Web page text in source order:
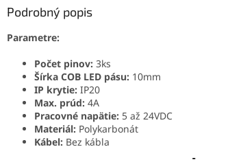
Podrobný popis
Parametre:
Počet pinov: 3ks
Šírka COB LED pásu: 10mm
IP krytie: IP20
Max. prúd: 4A
Pracovné napätie: 5 až 24VDC
Materiál: Polykarbonát
Kábel: Bez kábla